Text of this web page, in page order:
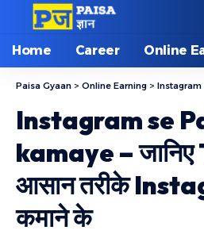
Home Career Online
Paisa Gyaan > Online Earning > Instagram se Paise
Instagram se
kamaye – जानिए
आसान तरीके
कमाने के